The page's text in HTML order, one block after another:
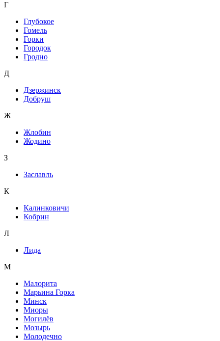
Г
Глубокое
Гомель
Горки
Городок
Гродно
Д
Дзержинск
Добруш
Ж
Жлобин
Жодино
З
Заславль
К
Калинковичи
Кобрин
Л
Лида
М
Малорита
Марьина Горка
Минск
Миоры
Могилёв
Мозырь
Молодечно